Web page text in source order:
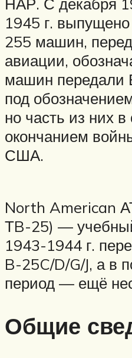
1945 г.
255 машин,
авиации,
машин передали
под
но часть из них в
окончанием
США.
North American
ТB-25) —
1943-1944 г.
B-25C/D/G/J, а в
период — ещё
Общие